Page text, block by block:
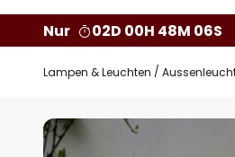
Nur
02D 00H 48M 05S
Lampen & Leuchten
Zum
Ende